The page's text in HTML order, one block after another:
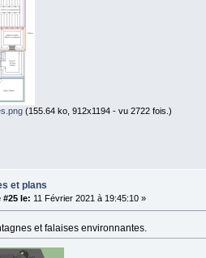
(155.64 ko, 912x1194 - vu 2722 fois.)
et plans
#25 le: 11 Février 2021 à 19:45:10 »
et falaises environnantes.